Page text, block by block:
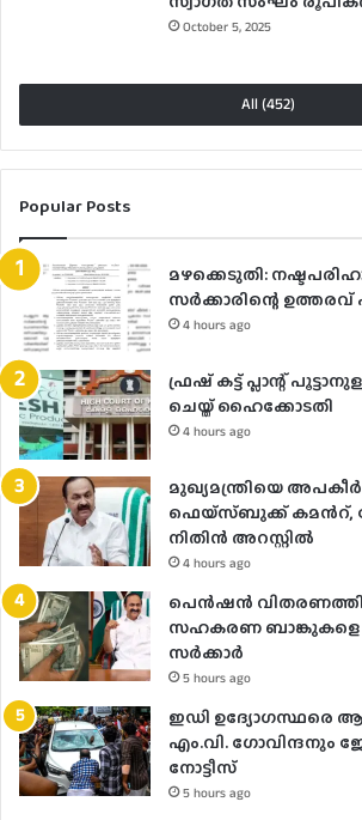
October 5, 2025
All (452)
Popular Posts
മഴക്കെടുതി:
സർക്കാരിന്റെ ഉത്തരവ്
4 hours ago
ഫ്രഷ് കട്ട് പ്ലാന്റ്
ചെയ്ത് ഹൈക്കോടതി
4 hours ago
മുഖ്യമന്ത്രിയെ
ഫെയ്സ്ബുക്ക് കമന്‍റ്,
നിതിൻ അറസ്റ്റിൽ
4 hours ago
പെൻഷൻ
സഹകരണ ബാങ്കുകളെ
സർക്കാർ
5 hours ago
ഇഡി ഉദ്യോഗസ്ഥരെ
എം.വി. ഗോവിന്ദനും
നോട്ടീസ്
5 hours ago